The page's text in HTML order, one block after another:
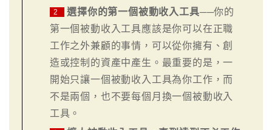
2 選擇你的第一個被動收入工具──你的
第一個被動收入工具應該是你可以在正職
工作之外兼顧的事情，可以從你擁有、創
造或控制的資產中產生。最重要的是，一
開始只讓一個被動收入工具為你工作，而
不是兩個，也不要每個月換一個被動收入
工具。